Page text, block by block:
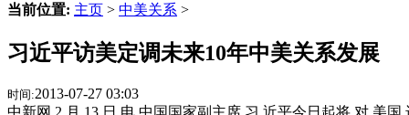
当前位置: 主页 > 中美关系 >
习近平访美定调未来10年中美关系发展
时间:2013-07-27 03:03
中新网 2 月 13 日 电 中国国家副主席 习 近平今日起将 对 美